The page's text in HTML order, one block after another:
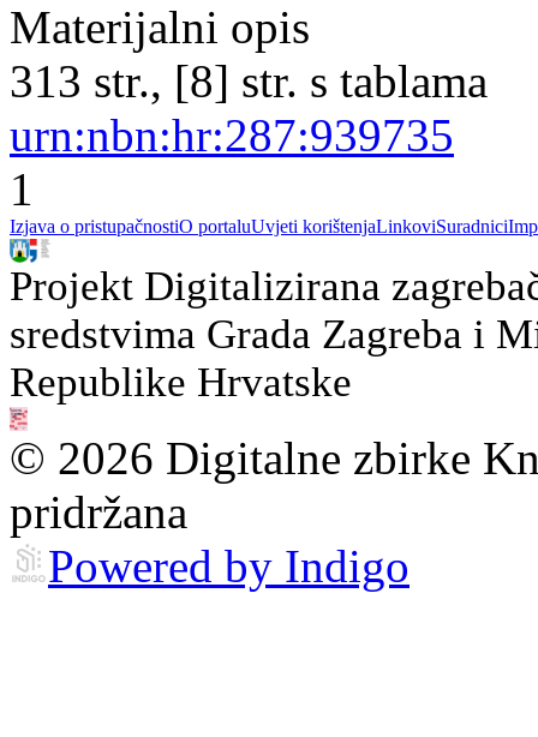
Materijalni opis
313 str., [8] str. s tablama
urn:nbn:hr:287:939735
1
Izjava o pristupačnostiO portaluUvjeti korištenjaLinkoviSuradnici
Projekt Digitalizirana
sredstvima Grada Zagreba i
Republike Hrvatske
© 2026 Digitalne zbirke
pridržana
Powered by Indigo